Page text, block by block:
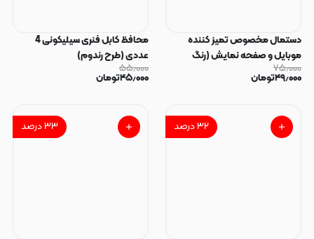
دستمال مخصوص تمیز کننده
موبایل و صفحه نمایش (رنگ
رندوم)
۷۵٫۰۰۰
۴۹٫۰۰۰تومان
محافظ کابل فنری سیلیکونی 4
عددی (طرح رندوم)
۵۵٫۰۰۰
۴۵٫۰۰۰تومان
۳۲درصد ۳۳درصد